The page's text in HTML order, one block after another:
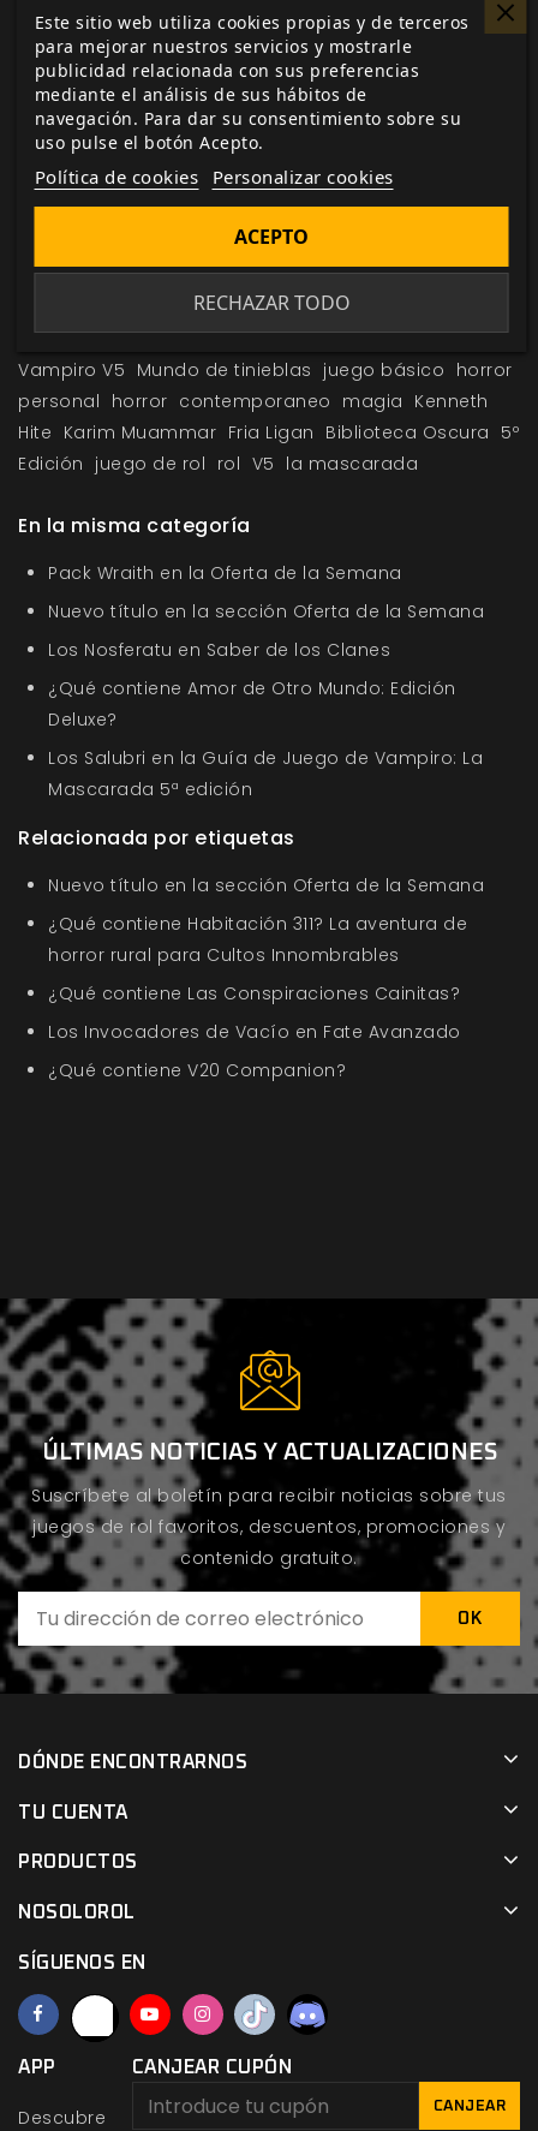
2 dados (d10) negros normales.
5 dados de Ansia (d10) rojos con los símbolos de
VampiroV5.
Me gusta esto
Etiquetas:
Vampiro La Mascarada 5ª Edición
Vampiro V5 Mundo de tinieblas juego básico horror
personal horror contemporaneo magia Kenneth
Hite Karim Muammar Fria Ligan Biblioteca Oscura 5º
Edición juego de rol rol V5 la mascarada
En la misma categoría
Pack Wraith en la Oferta de la Semana
Nuevo título en la sección Oferta de la Semana
Los Nosferatu en Saber de los Clanes
¿Qué contiene Amor de Otro Mundo: Edición
Deluxe?
Los Salubri en la Guía de Juego de Vampiro: La
Mascarada 5ª edición
Relacionada por etiquetas
Nuevo título en la sección Oferta de la Semana
¿Qué contiene Habitación 311? La aventura de
horror rural para Cultos Innombrables
¿Qué contiene Las Conspiraciones Cainitas?
Los Invocadores de Vacío en Fate Avanzado
¿Qué contiene V20 Companion?
ÚLTIMAS NOTICIAS Y ACTUALIZACIONES
Suscríbete al boletín para recibir noticias sobre tus
juegos de rol favoritos, descuentos, promociones y
contenido gratuito.
DÓNDE ENCONTRARNOS
TU CUENTA
PRODUCTOS
NOSOLOROL
SÍGUENOS EN
Este sitio web utiliza cookies propias y de terceros
para mejorar nuestros servicios y mostrarle
publicidad relacionada con sus preferencias
mediante el análisis de sus hábitos de
navegación. Para dar su consentimiento sobre su
uso pulse el botón Acepto.
Política de cookies Personalizar cookies
RECHAZAR TODO
ACEPTO
APP
Descubre
CANJEAR CUPÓN
CANJEAR